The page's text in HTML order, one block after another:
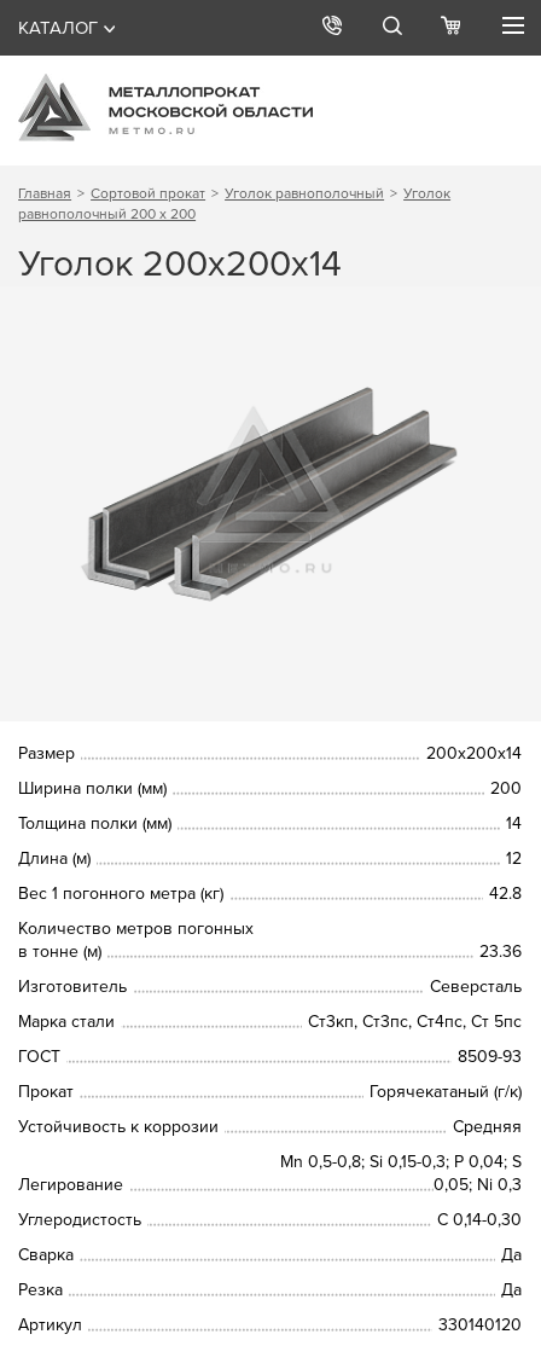
КАТАЛОГ
Главная Сортовой прокат Уголок равнополочный
Уголок
равнополочный 200 х 200
Уголок 200х200х14
Размер
200х200х14
Ширина полки (мм)
200
Толщина полки (мм)
14
Длина (м)
12
Вес 1 погонного метра (кг)
42.8
Количество метров погонных
в тонне (м)
23.36
Изготовитель
Северсталь
Марка стали
Ст3кп, Ст3пс, Ст4пс, Ст 5пс
ГОСТ
8509-93
Прокат
Горячекатаный (г/к)
Устойчивость к коррозии
Средняя
Легирование
Mn 0,5-0,8; Si 0,15-0,3; P 0,04; S
0,05; Ni 0,3
Углеродистость
C 0,14-0,30
Сварка
Да
Резка
Да
Артикул
330140120